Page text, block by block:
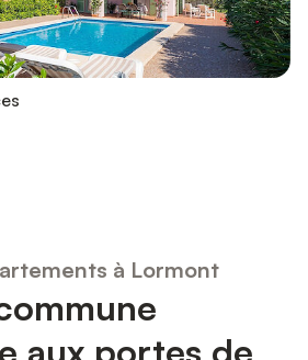
à Lormont
aux portes de